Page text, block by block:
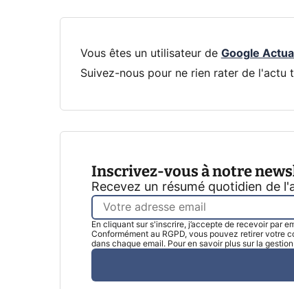
Vous êtes un utilisateur de Google
Suivez-nous pour ne rien rater de l'actu
Inscrivez-vous à notre
Recevez un résumé quotidien de
En cliquant sur s'inscrire, j’accepte de recevoir par
Conformément au RGPD, vous pouvez retirer votre
dans chaque email. Pour en savoir plus sur la